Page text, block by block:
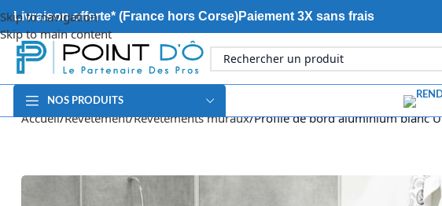
Skip to navigation
Skip to main content
Livraison offerte* (France hors Corse)Paiement 3X sans frais
NOS PRODUITS
Accueil Revêtement Revêtements muraux Profilé de bord aluminium blanc U